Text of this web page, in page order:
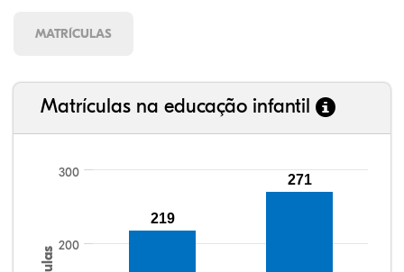
MATRÍCULAS
Matrículas na educação infantil
200
300
219
271
102,55%
104,67%
100,00%